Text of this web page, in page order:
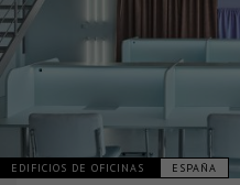
EDIFICIOS DE OFICINAS ESPAÑA